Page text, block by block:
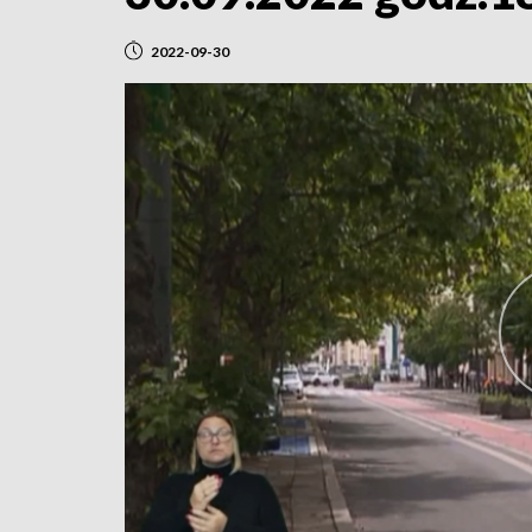
2022-09-30